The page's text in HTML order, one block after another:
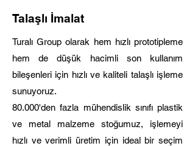
Talaşlı İmalat
Turalı Group olarak hem hızlı prototipleme
hem de düşük hacimli son kullanım
bileşenleri için hızlı ve kaliteli talaşlı işleme
sunuyoruz.
80.000'den fazla mühendislik sınıfı plastik
ve metal malzeme stoğumuz, işlemeyi
hızlı ve verimli üretim için ideal bir seçim